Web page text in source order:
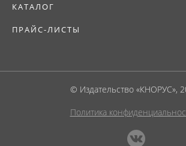
КАТАЛОГ
ПРАЙС-ЛИСТЫ
© Издательство «КНОРУС»,
Политика